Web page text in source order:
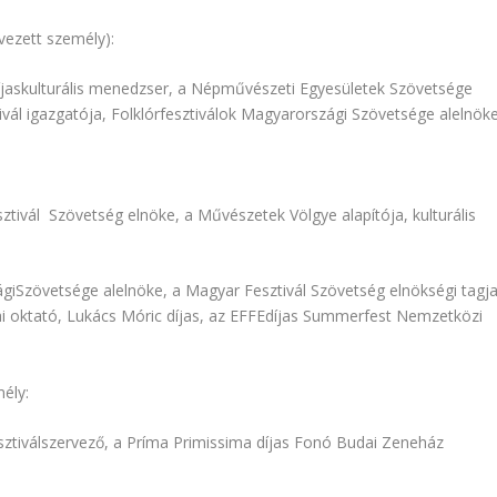
személy):
menedzser, a Népművészeti Egyesületek Szövetsége
igazgatója, Folklórfesztiválok Magyarországi Szövetsége
Szövetség elnöke, a Művészetek Völgye alapítója, kulturális
alelnöke, a Magyar Fesztivál Szövetség elnökségi
Lukács Móric díjas, az EFFEdíjas Summerfest Nemzetközi
a Príma Primissima díjas Fonó Budai Zeneház